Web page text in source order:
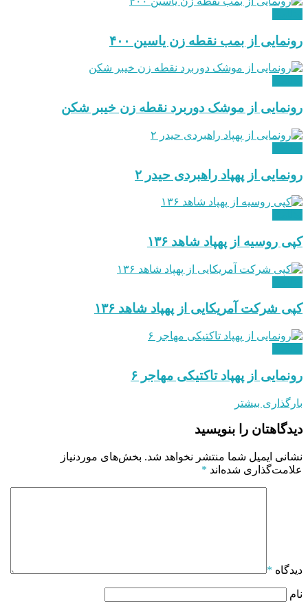
رونمایی از بمب نقطه زن یاسین ۴۰۰
رونمایی از موشک دوربرد نقطه زن خیبر شکن
رونمایی از پهپاد راهبردی حیدر ۲
کپی روسیه از پهپاد شاهد ۱۳۶
کپی شرکت آمریکایی از پهپاد شاهد ۱۳۶
رونمایی از پهپاد تاکتیکی مهاجر ۶
بارگذاری بیشتر
دیدگاهتان را بنویسید
نشانی ایمیل شما منتشر نخواهد شد. بخش‌های موردنیاز
علامت‌گذاری شده‌اند *
دیدگاه *
نام